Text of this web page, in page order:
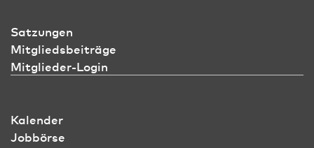
Satzungen
Mitgliedsbeiträge
Mitglieder-Login
Kalender
Jobbörse